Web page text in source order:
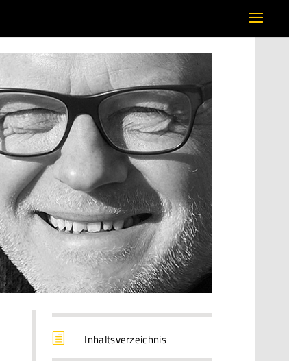
h Inhaltsverzeichnis